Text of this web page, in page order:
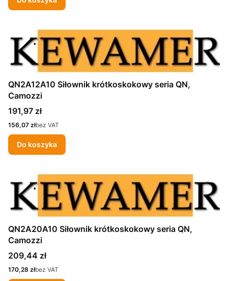
QN2A12A10 Siłownik krótkoskokowy seria QN,
Camozzi
Cena
191,97 zł
Cena
156,07 złbez VAT
Do koszyka
QN2A20A10 Siłownik krótkoskokowy seria QN,
Camozzi
Cena
209,44 zł
Cena
170,28 złbez VAT